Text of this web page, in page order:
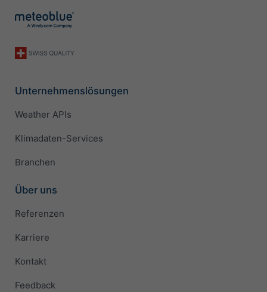
Unternehmenslösungen
Weather APIs
Klimadaten-Services
Branchen
Über uns
Referenzen
Karriere
Kontakt
Feedback